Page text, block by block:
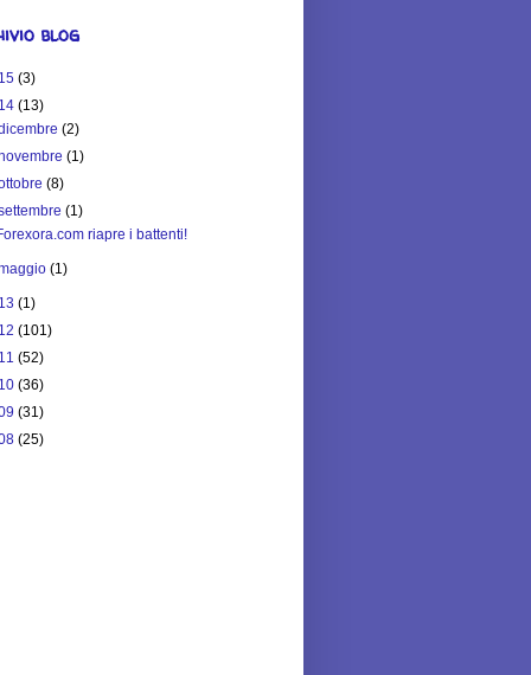
blog
(3)
(13)
(2)
(1)
(8)
(1)
riapre i battenti!
(1)
(1)
(101)
(52)
(36)
(31)
(25)